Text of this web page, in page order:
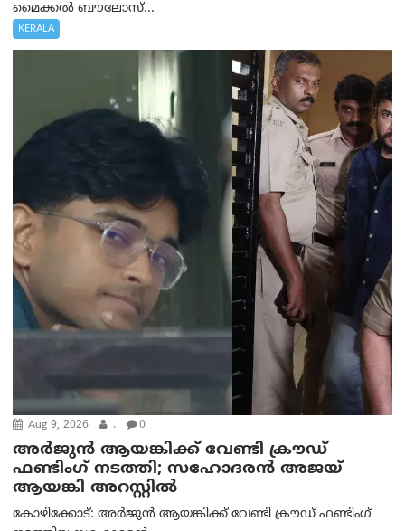
മൈക്കൽ ബൗലോസ്...
KERALA
Aug 9, 2026 . 0
അർജുൻ ആയങ്കിക്ക് വേണ്ടി ക്രൗഡ്
ഫണ്ടിംഗ് നടത്തി; സഹോദരന്‍ അജയ്
ആയങ്കി അറസ്റ്റിൽ
കോഴിക്കോട്: അർജുൻ ആയങ്കിക്ക് വേണ്ടി ക്രൗഡ് ഫണ്ടിംഗ്